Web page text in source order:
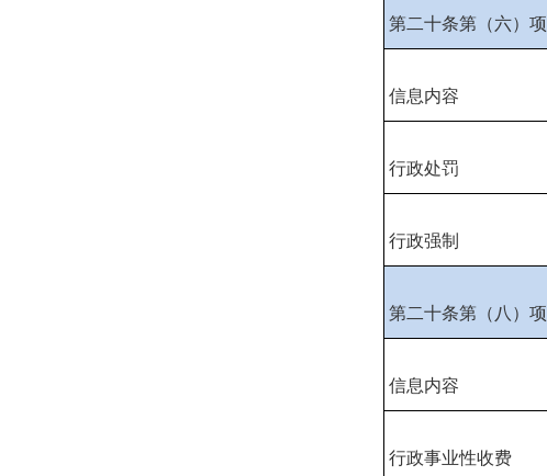
第二十条第（六）项
信息内容
行政处罚
行政强制
第二十条第（八）项
信息内容
行政事业性收费